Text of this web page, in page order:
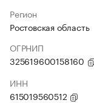
Регион
Ростовская область
ОГРНИП
325619600158160
ИНН
615019560512